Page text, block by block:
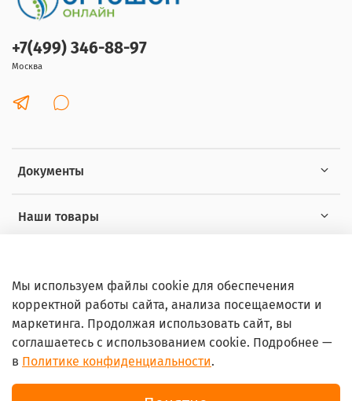
Документы
Наши товары
+7(499) 346-88-97
Москва
© 2026 Любое использование контента без письменного
разрешения запрещено
Мы используем файлы cookie для обеспечения
корректной работы сайта, анализа посещаемости и
маркетинга. Продолжая использовать сайт, вы
соглашаетесь с использованием cookie. Подробнее —
в Политике конфиденциальности.